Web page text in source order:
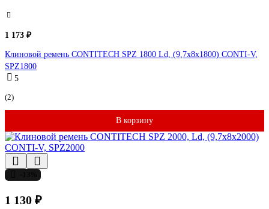
1 173 ₽
Клиновой ремень CONTITECH SPZ 1800 Ld, (9,7x8x1800) CONTI-V,
SPZ1800
5
(2)
В корзину
1 130 ₽